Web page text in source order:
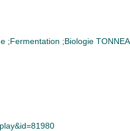
;Fermentation ;Biologie